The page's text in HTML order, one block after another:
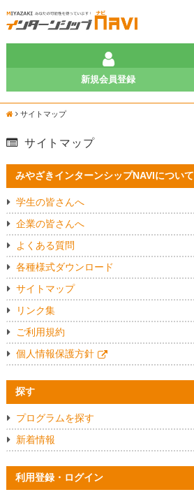
新規会員登録
サイトマップ
サイトマップ
みやざきインターンシップNAVIについて
学生の皆さんへ
企業の皆さんへ
よくある質問
各種様式ダウンロード
サイトマップ
リンク集
ご利用規約
個人情報保護方針
探す
プログラムを探す
新着情報
利用登録・ログイン